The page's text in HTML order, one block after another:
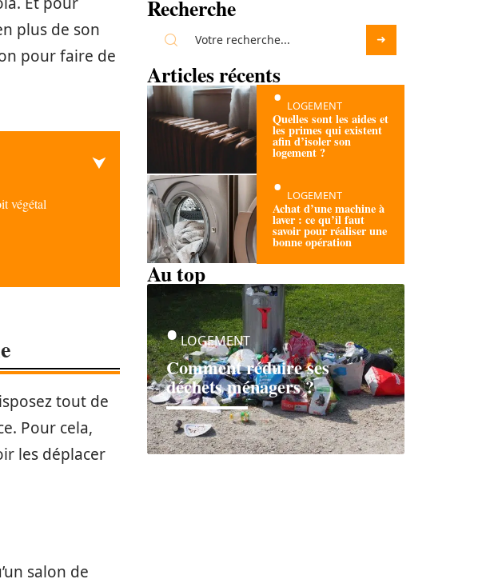
plus de son
pour faire de
végétal
tout de
Pour cela,
les déplacer
salon de
Recherche
Articles récents
LOGEMENT
Quelles sont les aides et
les primes qui existent
afin d’isoler son
logement ?
LOGEMENT
Achat d’une machine à
laver : ce qu’il faut
savoir pour réaliser une
bonne opération
Au top
Comment réduire ses
déchets ménagers ?
LOGEMENT